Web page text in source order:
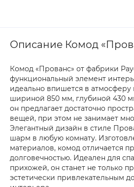
Описание Комод
Комод «Прованс» от фабрики
функциональный элемент
идеально впишется в
шириной 850 мм, глубиной 430
он предлагает достаточно
вещей, при этом не занимает
Элегантный дизайн в стиле
шарм в любую комнату.
материалов, комод отличается
долговечностью. Идеален для
прихожей, он станет не только
эстетически привлекательным